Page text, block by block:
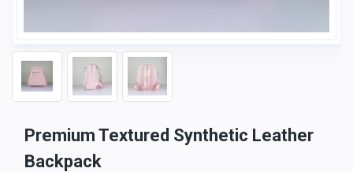
Premium Textured Synthetic Leather
Backpack